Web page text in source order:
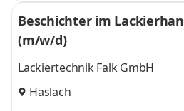
Beschichter im
(m/w/d)
Lackiertechnik Falk GmbH
Haslach